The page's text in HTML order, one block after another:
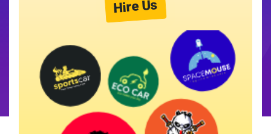
Hire Us